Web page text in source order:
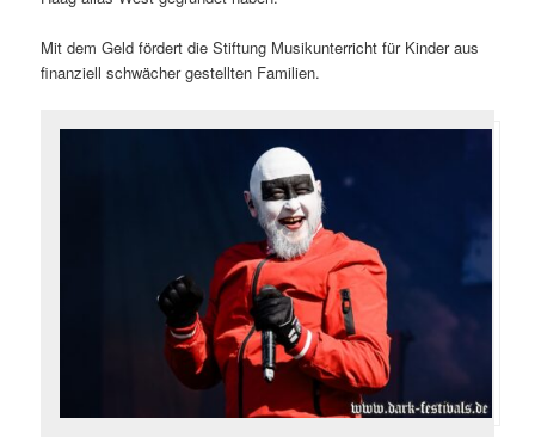
Mit dem Geld fördert die Stiftung Musikunterricht für Kinder aus
finanziell schwächer gestellten Familien.